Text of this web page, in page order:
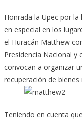
Honrada la Upec por
en especial en los
el Huracán Matthew
Presidencia Nacional y
convocan a organizar
recuperación de
Teniendo en cuenta